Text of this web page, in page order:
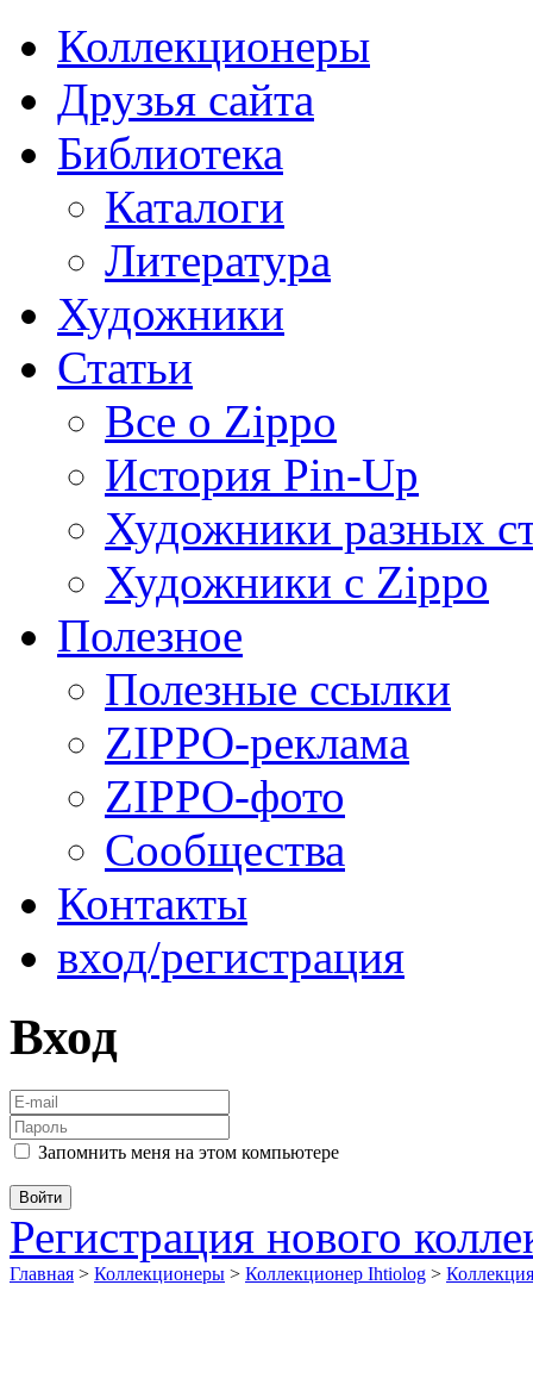
Коллекционеры
Друзья сайта
Библиотека
Каталоги
Литература
Художники
Статьи
Все о Zippo
История Pin-Up
Художники разных
Художники с Zippo
Полезное
Полезные ссылки
ZIPPO-реклама
ZIPPO-фото
Сообщества
Контакты
вход/регистрация
Вход
Запомнить меня на этом компьютере
Регистрация нового
Главная > Коллекционеры > Коллекционер Ihtiolog >